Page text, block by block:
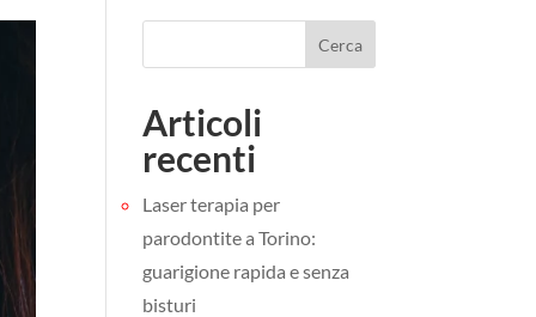
Cerca
Articoli
recenti
Laser terapia per
parodontite a Torino:
guarigione rapida e senza
bisturi